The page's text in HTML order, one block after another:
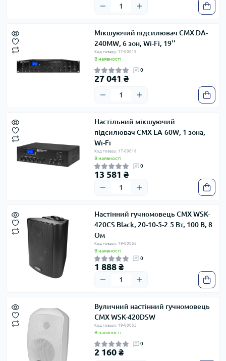
Мікшуючий підсилювач CMX DA-
240MW, 6 зон, Wi-Fi, 19''
Код товару: 17-00019
В наявності
0
27 041 ₴
Настільний мікшуючий
підсилювач CMX EA-60W, 1 зона,
Wi-Fi
Код товару: 17-00018
В наявності
0
13 581 ₴
Настінний гучномовець CMX WSK-
420CS Black, 20-10-5-2.5 Вт, 100 В, 8
Ом
Код товару: 19-00056
В наявності
0
1 888 ₴
Вуличний настінний гучномовець
CMX WSK-420DSW
Код товару: 19-00055
В наявності
0
2 160 ₴